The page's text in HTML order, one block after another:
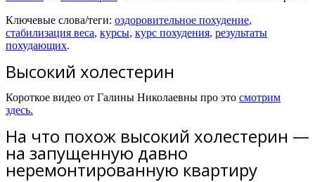
Ключевые слова/теги: оздоровительное похудение,
стабилизация веса, курсы, курс похудения, результаты
похудающих.
Высокий холестерин
Короткое видео от Галины Николаевны про это смотрим
здесь.
На что похож высокий холестерин —
на запущенную давно
неремонтированную квартиру